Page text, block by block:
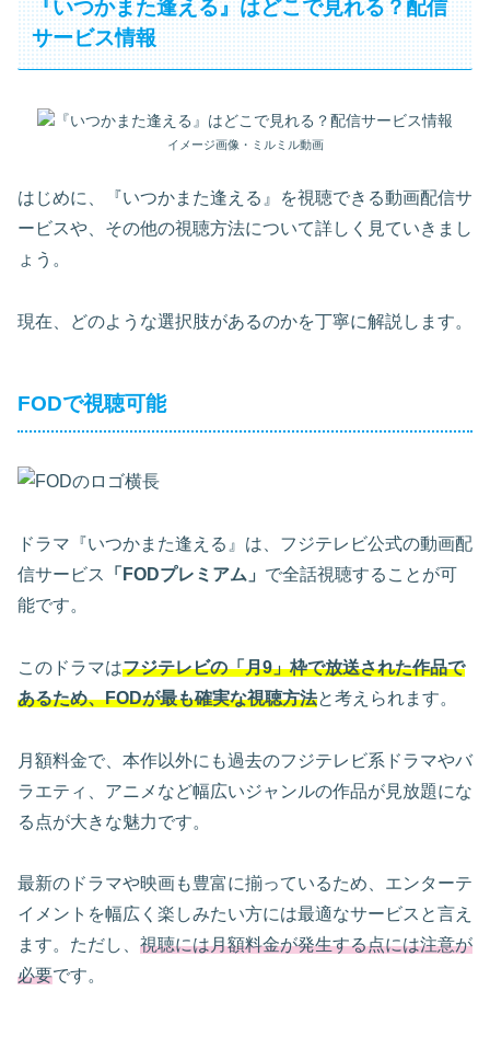
『いつかまた逢える』はどこで見れる？配信
サービス情報
イメージ画像・ミルミル動画
はじめに、『いつかまた逢える』を視聴できる動画配信サ
ービスや、その他の視聴方法について詳しく見ていきまし
ょう。
現在、どのような選択肢があるのかを丁寧に解説します。
FODで視聴可能
ドラマ『いつかまた逢える』は、フジテレビ公式の動画配
信サービス
「FODプレミアム」 で全話視聴することが可
能です。
このドラマはフジテレビの「月9」枠で放送された作品で
あるため、FODが最も確実な視聴方法と考えられます。
月額料金で、本作以外にも過去のフジテレビ系ドラマやバ
ラエティ、アニメなど幅広いジャンルの作品が見放題にな
る点が大きな魅力です。
最新のドラマや映画も豊富に揃っているため、エンターテ
イメントを幅広く楽しみたい方には最適なサービスと言え
ます。ただし、 視聴には月額料金が発生する点には注意が
必要です。